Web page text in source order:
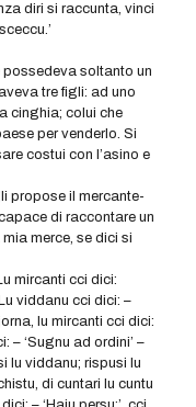
diri si raccunta, vinci
possedeva soltanto un
tre figli: ad uno
cinghia; colui che
per venderlo. Si
costui con l’asino e
propose il mercante-
di raccontare un
merce, se dici si
mircanti cci dici:
viddanu cci dici: –
lu mircanti cci dici:
– ‘Sugnu ad ordini’ –
lu viddanu; rispusi lu
di cuntari lu cuntu